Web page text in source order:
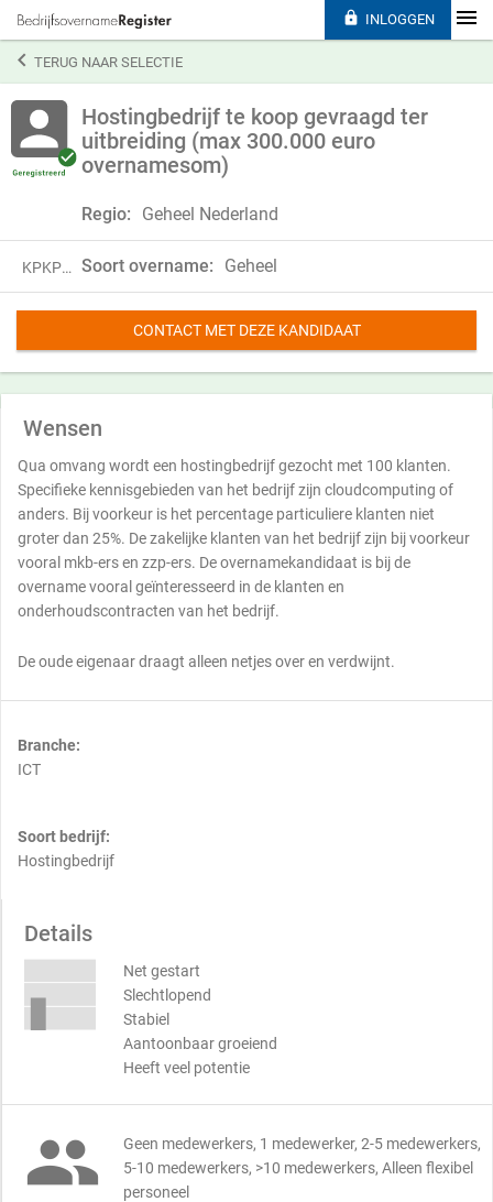
TERUG NAAR SELECTIE
Hostingbedrijf te koop gevraagd ter
uitbreiding (max 300.000 euro
overnamesom)
Regio: Geheel Nederland
KPKP23QCB30G Soort overname: Geheel
CONTACT MET DEZE KANDIDAAT
Wensen
Qua omvang wordt een hostingbedrijf gezocht met 100 klanten.
Specifieke kennisgebieden van het bedrijf zijn cloudcomputing of
anders. Bij voorkeur is het percentage particuliere klanten niet
groter dan 25%. De zakelijke klanten van het bedrijf zijn bij voorkeur
vooral mkb-ers en zzp-ers. De overnamekandidaat is bij de
overname vooral geïnteresseerd in de klanten en
onderhoudscontracten van het bedrijf.
De oude eigenaar draagt alleen netjes over en verdwijnt.
Branche:
ICT
Soort bedrijf:
Hostingbedrijf
Details
Net gestart
Slechtlopend
Stabiel
Aantoonbaar groeiend
Heeft veel potentie

Geen medewerkers, 1 medewerker, 2-5 medewerkers,
5-10 medewerkers, >10 medewerkers, Alleen flexibel
personeel
 INLOGGEN